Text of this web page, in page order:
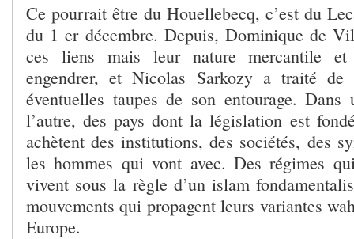
Ce pourrait être du Houellebecq, c’est du
du 1 er décembre. Depuis, Dominique de
ces liens mais leur nature mercantile et
engendrer, et Nicolas Sarkozy a traité de
éventuelles taupes de son entourage. Dans
l’autre, des pays dont la législation est
achètent des institutions, des sociétés, des
les hommes qui vont avec. Des régimes
vivent sous la règle d’un islam
mouvements qui propagent leurs variantes
Europe.